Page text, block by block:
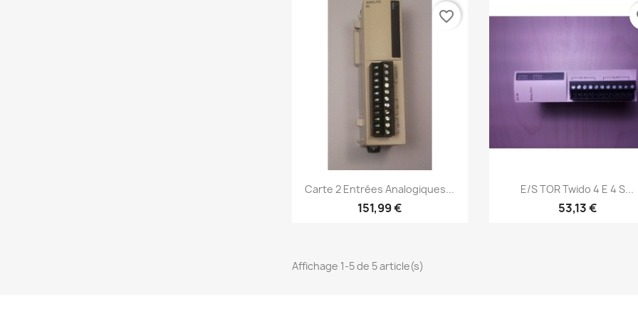
Aperçu rapide
Carte 2 Entrées Analogiques...
151,99 €
favorite_border
Aperçu rapide
E/S TOR Twido 4 E 4 S...
53,13 €
Affichage 1-5 de 5 article(s)